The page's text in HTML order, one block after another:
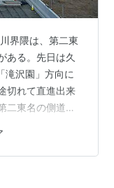
界隈は、第二東
ある。先日は久
滝沢園」方向に
切れて直進出来
二東名の側道に
た側道的な道
正面が上画像であ